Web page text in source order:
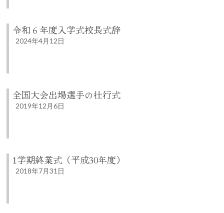
令和６年度入学式校長式辞
2024年4月12日
全国大会出場選手の壮行式
2019年12月6日
1学期終業式（平成30年度）
2018年7月31日